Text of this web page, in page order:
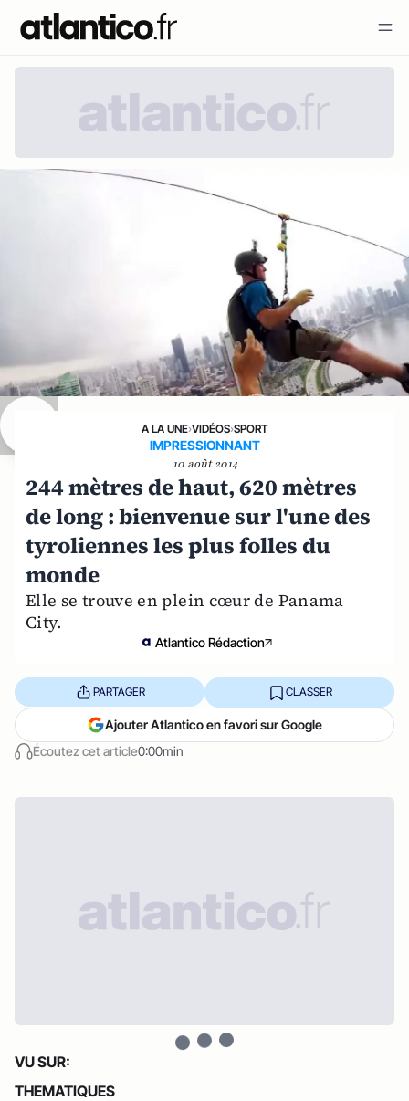
A LA UNE›VIDÉOS›SPORT
IMPRESSIONNANT
10 août 2014
244 mètres de haut, 620 mètres
de long : bienvenue sur l'une des
tyroliennes les plus folles du
monde
Elle se trouve en plein cœur de Panama
City.
Atlantico Rédaction
Écoutez cet article0:00min
PARTAGER CLASSER
Ajouter Atlantico en favori sur Google
VU SUR:
THEMATIQUES